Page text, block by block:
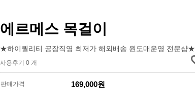
에르메스 목걸이
★하이퀄리티 공장직영 최저가 해외배송 원도매운영 전문샵★
사용후기 0 개
판매가격 169,000원